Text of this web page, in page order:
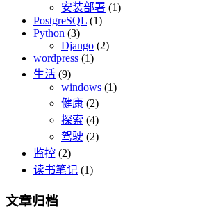
安装部署 (1)
PostgreSQL (1)
Python (3)
Django (2)
wordpress (1)
生活 (9)
windows (1)
健康 (2)
探索 (4)
驾驶 (2)
监控 (2)
读书笔记 (1)
文章归档